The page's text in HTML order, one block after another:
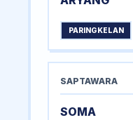
PARINGKELAN
SAPTAWARA
SOMA